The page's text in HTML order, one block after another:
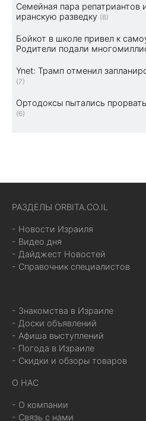
Семейная пара репатриантов
иранскую разведку (8)
Бойкот в школе привел к
Родители подали
Ynet: Трамп отменил
(7)
Ортодоксы пытались
(6)
РАЗДЕЛЫ ORBITA.CO.IL
- Новости Израиля
- Видео дня
- Дайджест Новостей
- Справочник специалистов
- Знакомства в Израиле
- Доски объявлений
- Афиша выступлений
- Погода в Израиле
- Скидки и обзоры товаров
О НАС
- О компании
- Связь с нами